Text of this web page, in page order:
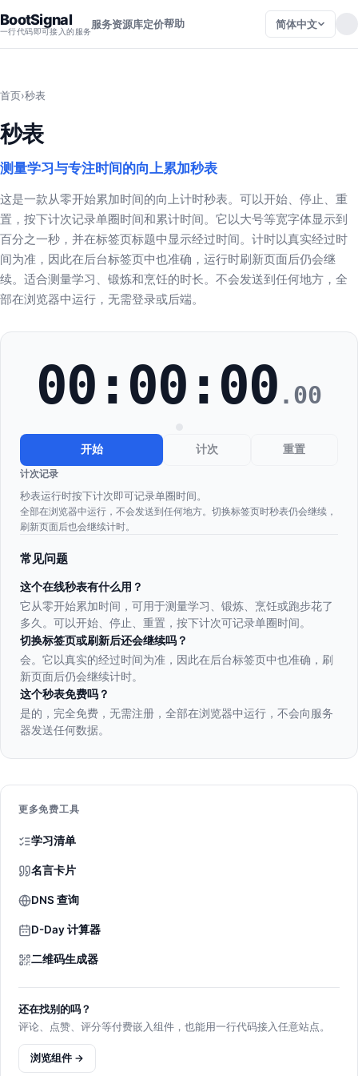
BootSignal
一行代码即可接入的服务
服务资源库定价帮助 简体中文
首页›秒表
秒表
测量学习与专注时间的向上累加秒表
这是一款从零开始累加时间的向上计时秒表。可以开始、停止、重
置，按下计次记录单圈时间和累计时间。它以大号等宽字体显示到
百分之一秒，并在标签页标题中显示经过时间。计时以真实经过时
间为准，因此在后台标签页中也准确，运行时刷新页面后仍会继
续。适合测量学习、锻炼和烹饪的时长。不会发送到任何地方，全
部在浏览器中运行，无需登录或后端。
00:00:00 . 00
开始 计次 重置
计次记录
秒表运行时按下计次即可记录单圈时间。
全部在浏览器中运行，不会发送到任何地方。切换标签页时秒表仍会继续，
刷新页面后也会继续计时。
常见问题
这个在线秒表有什么用？
它从零开始累加时间，可用于测量学习、锻炼、烹饪或跑步花了
多久。可以开始、停止、重置，按下计次可记录单圈时间。
切换标签页或刷新后还会继续吗？
会。它以真实的经过时间为准，因此在后台标签页中也准确，刷
新页面后仍会继续计时。
这个秒表免费吗？
是的，完全免费，无需注册，全部在浏览器中运行，不会向服务
器发送任何数据。
更多免费工具
学习清单
名言卡片
DNS 查询
D-Day 计算器
二维码生成器
还在找别的吗？
评论、点赞、评分等付费嵌入组件，也能用一行代码接入任意站点。
浏览组件 →